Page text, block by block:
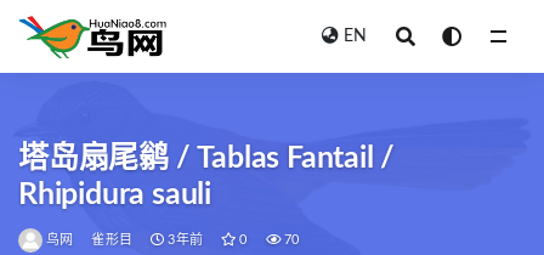
EN
塔岛扇尾鹟 / Tablas Fantail /
Rhipidura sauli
鸟网 雀形目 3年前 0 70